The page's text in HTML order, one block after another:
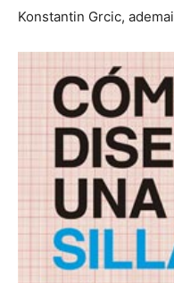
Konstantin Grcic,